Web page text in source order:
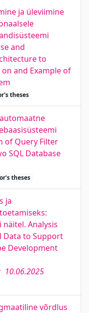
ja üleviimine
and
to
and Example of
theses
of Query Filter
SQL Database
theses
ja
Analysis
Data to Support
Development
10.06.2025
võrdlus